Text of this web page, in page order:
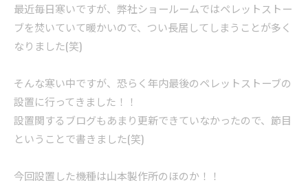
最近毎日寒いですが、弊社ショールームではペレットストー
ブを焚いていて暖かいので、つい長居してしまうことが多く
なりました(笑)
そんな寒い中ですが、恐らく年内最後のペレットストーブの
設置に行ってきました！！
設置関するブログもあまり更新できていなかったので、節目
ということで書きました(笑)
今回設置した機種は山本製作所のほのか！！